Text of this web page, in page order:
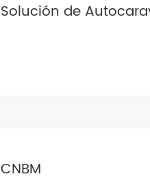
Solución de
CNBM